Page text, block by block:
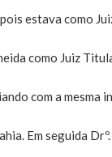
estava como
como Juiz
com a mesma
Em seguida